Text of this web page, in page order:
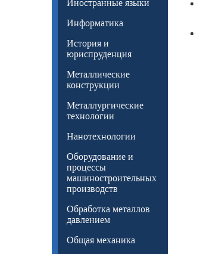
Иностранные языки
Информатика
История и
юриспруденция
Металлические
конструкции
Металлургические
технологии
Нанотехнологии
Оборудование и
процессы
машиностроительных
производств
Обработка металлов
давлением
Общая механика